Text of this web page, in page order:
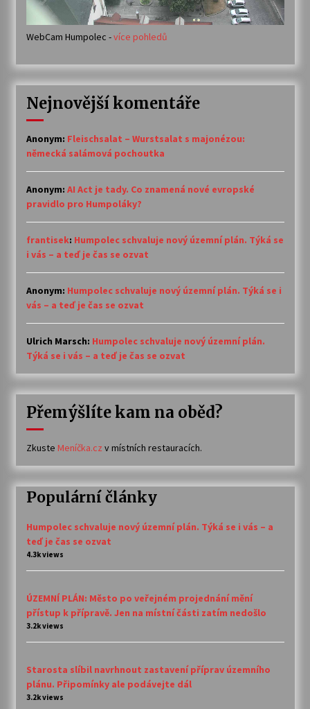
WebCam Humpolec -více pohledů
Nejnovější komentáře
Anonym: Fleischsalat – Wurstsalat s majonézou:
německá salámová pochoutka
Anonym: AI Act je tady. Co znamená nové evropské
pravidlo pro Humpoláky?
frantisek: Humpolec schvaluje nový územní plán. Týká se
i vás – a teď je čas se ozvat
Anonym: Humpolec schvaluje nový územní plán. Týká se i
vás – a teď je čas se ozvat
Ulrich Marsch: Humpolec schvaluje nový územní plán.
Týká se i vás – a teď je čas se ozvat
Přemýšlíte kam na oběd?
Zkuste Meníčka.cz v místních restauracích.
Populární články
Humpolec schvaluje nový územní plán. Týká se i vás – a
teď je čas se ozvat
4.3k views
ÚZEMNÍ PLÁN: Město po veřejném projednání mění
přístup k přípravě. Jen na místní části zatím nedošlo
3.2k views
Starosta slíbil navrhnout zastavení příprav územního
plánu. Připomínky ale podávejte dál
3.2k views